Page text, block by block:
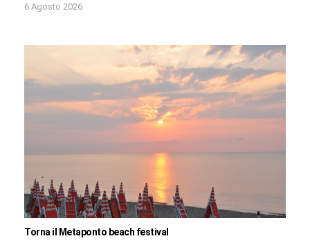
6 Agosto 2026
Torna il Metaponto beach festival